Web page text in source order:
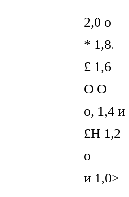
2,0 о
* 1,8.
£ 1,6
О О
о, 1,4 и
£Н 1,2
о
и 1,0>